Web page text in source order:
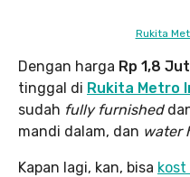
Rukita
Dengan harga Rp 1,8
tinggal di Rukita Metro
sudah fully furnished
mandi dalam, dan water
Kapan lagi, kan, bisa kost